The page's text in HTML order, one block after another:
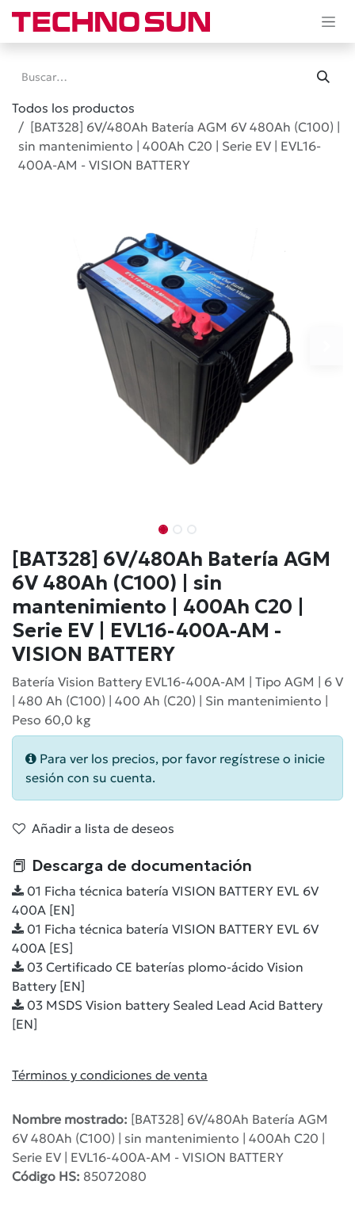
Ir al contenido
Todos los productos
[BAT328] 6V/480Ah Batería AGM 6V 480Ah (C100) |
sin mantenimiento | 400Ah C20 | Serie EV | EVL16-
400A-AM - VISION BATTERY
[BAT328] 6V/480Ah Batería AGM
6V 480Ah (C100) | sin
mantenimiento | 400Ah C20 |
Serie EV | EVL16-400A-AM -
VISION BATTERY
Batería Vision Battery EVL16-400A-AM | Tipo AGM | 6 V
| 480 Ah (C100) | 400 Ah (C20) | Sin mantenimiento |
Peso 60,0 kg
Para ver los precios, por favor regístrese o inicie
sesión con su cuenta.
Añadir a lista de deseos
📕 Descarga de documentación
01 Ficha técnica batería VISION BATTERY EVL 6V
400A [EN]
01 Ficha técnica batería VISION BATTERY EVL 6V
400A [ES]
03 Certificado CE baterías plomo-ácido Vision
Battery [EN]
03 MSDS Vision battery Sealed Lead Acid Battery
[EN]
Términos y condiciones de venta
Nombre mostrado: [BAT328] 6V/480Ah Batería AGM
6V 480Ah (C100) | sin mantenimiento | 400Ah C20 |
Serie EV | EVL16-400A-AM - VISION BATTERY
Código HS: 85072080